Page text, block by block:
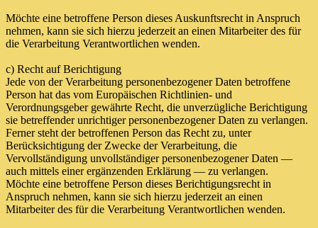
Möchte eine betroffene Person dieses Auskunftsrecht in Anspruch
nehmen, kann sie sich hierzu jederzeit an einen Mitarbeiter des für
die Verarbeitung Verantwortlichen wenden.
c) Recht auf Berichtigung
Jede von der Verarbeitung personenbezogener Daten betroffene
Person hat das vom Europäischen Richtlinien- und
Verordnungsgeber gewährte Recht, die unverzügliche Berichtigung
sie betreffender unrichtiger personenbezogener Daten zu verlangen.
Ferner steht der betroffenen Person das Recht zu, unter
Berücksichtigung der Zwecke der Verarbeitung, die
Vervollständigung unvollständiger personenbezogener Daten —
auch mittels einer ergänzenden Erklärung — zu verlangen.
Möchte eine betroffene Person dieses Berichtigungsrecht in
Anspruch nehmen, kann sie sich hierzu jederzeit an einen
Mitarbeiter des für die Verarbeitung Verantwortlichen wenden.